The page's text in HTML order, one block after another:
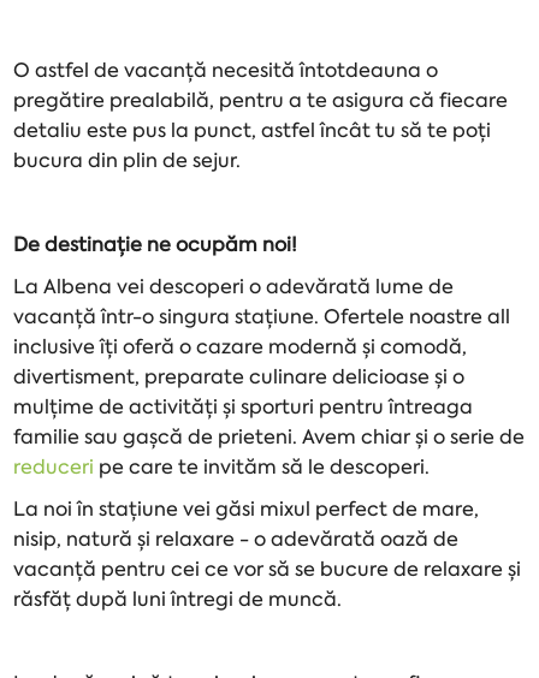
O astfel de vacanță necesită întotdeauna o
pregătire prealabilă, pentru a te asigura că fiecare
detaliu este pus la punct, astfel încât tu să te poți
bucura din plin de sejur.
De destinație ne ocupăm noi!
La Albena vei descoperi o adevărată lume de
vacanță într-o singura stațiune. Ofertele noastre all
inclusive îți oferă o cazare modernă și comodă,
divertisment, preparate culinare delicioase și o
mulțime de activități și sporturi pentru întreaga
familie sau gașcă de prieteni. Avem chiar și o serie de
reduceri pe care te invităm să le descoperi.
La noi în stațiune vei găsi mixul perfect de mare,
nisip, natură și relaxare - o adevărată oază de
vacanță pentru cei ce vor să se bucure de relaxare și
răsfăț după luni întregi de muncă.